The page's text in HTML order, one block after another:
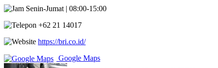
Senin-Jumat | 08:00-15:00
+62 21 14017
https://bri.co.id/
Google Maps